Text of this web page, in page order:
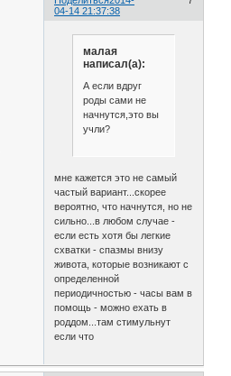
04-14 21:37:38
малая
написал(а):
А если вдруг
роды сами не
начнутся,это вы
учли?
мне кажется это не самый
частый вариант...скорее
вероятно, что начнутся, но не
сильно...в любом случае -
если есть хотя бы легкие
схватки - спазмы внизу
живота, которые возникают с
определенной
периодичностью - часы вам в
помощь - можно ехать в
роддом...там стимульнут
если что